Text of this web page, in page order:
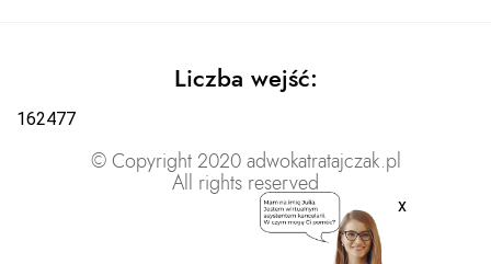
x
Liczba wejść:
162477
© Copyright 2020 adwokatratajczak.pl
All rights reserved